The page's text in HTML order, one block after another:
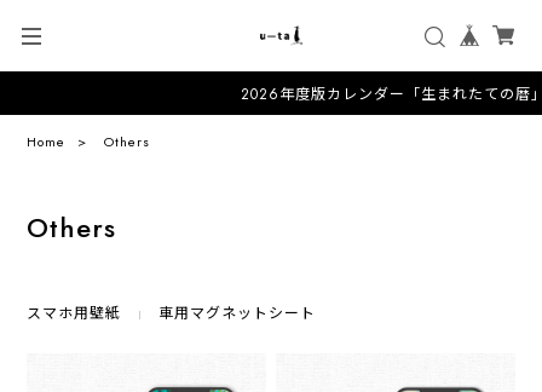
2026年度版カレンダー「生まれたての暦
Home Others
Others
スマホ用壁紙 車用マグネットシート